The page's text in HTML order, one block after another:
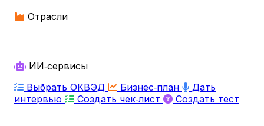
Отрасли
ИИ‑сервисы
Выбрать ОКВЭД
Бизнес‑план
Дать
интервью
Создать чек‑лист Создать тест